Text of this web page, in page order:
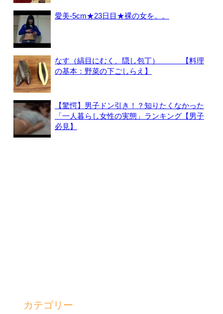
愛美-5cm★23日目★裸の女を。。
なす（縞目にむく、隠し包丁） 【料理
の基本：野菜の下ごしらえ】
【驚愕】男子ドン引き！？知りたくなかった
「一人暮らし女性の実態」ランキング【男子
必見】
カテゴリー